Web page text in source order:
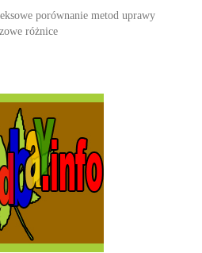
porównanie metod uprawy
różnice